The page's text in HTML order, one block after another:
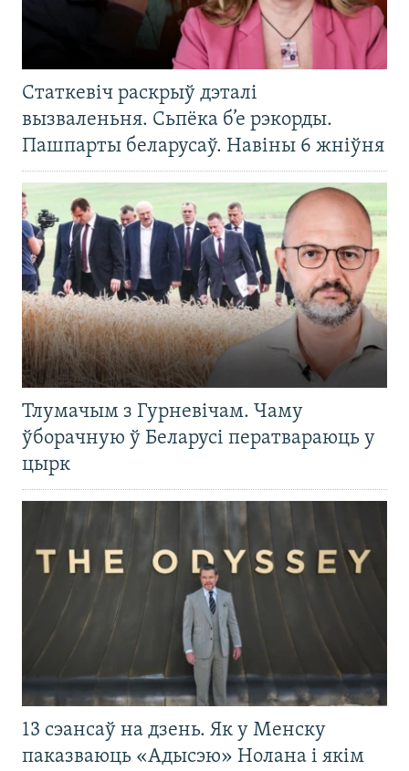
Статкевіч раскрыў дэталі
вызваленьня. Сьпёка б’е рэкорды.
Пашпарты беларусаў. Навіны 6 жніўня
Тлумачым з Гурневічам. Чаму
ўборачную ў Беларусі ператвараюць у
цырк
13 сэансаў на дзень. Як у Менску
паказваюць «Адысэю» Нолана і якім